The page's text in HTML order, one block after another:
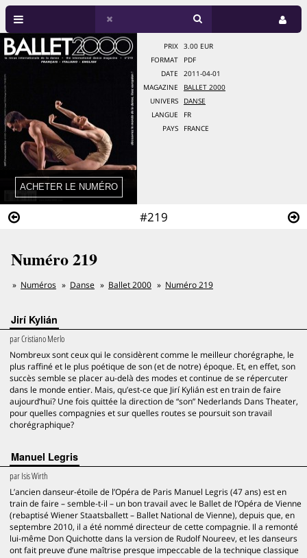
#219
PRIX
3.00 EUR
FORMAT
PDF
DATE
2011-04-01
MAGAZINE
BALLET 2000
UNIVERS
DANSE
LANGUE
FR
PAYS
FRANCE
Numéro 219
Numéros Danse Ballet 2000 Numéro 219
Jirí Kylián
parCristiano Merlo
Nombreux sont ceux qui le considèrent comme le meilleur chorégraphe, le
plus raffiné et le plus poétique de son (et de notre) époque. Et, en effet, son
succès semble se placer au-delà des modes et continue de se répercuter
dans le monde entier. Mais, qu’est-ce que Jirí Kylián est en train de faire
aujourd’hui? Une fois quittée la direction de “son” Nederlands Dans Theater,
pour quelles compagnies et sur quelles routes se poursuit son travail
chorégraphique?
Manuel Legris
parIsis Wirth
L’ancien danseur-étoile de l’Opéra de Paris Manuel Legris (47 ans) est en
train de faire – semble-t-il – un bon travail avec le Ballet de l’Opéra de Vienne
(rebaptisé Wiener Staatsballett – Ballet National de Vienne), depuis que, en
septembre 2010, il a été nommé directeur de cette compagnie. Il a remonté
lui-même Don Quichotte dans la version de Rudolf Noureev, et les danseurs
ont fait preuve d’une maîtrise presque impeccable de la technique classique